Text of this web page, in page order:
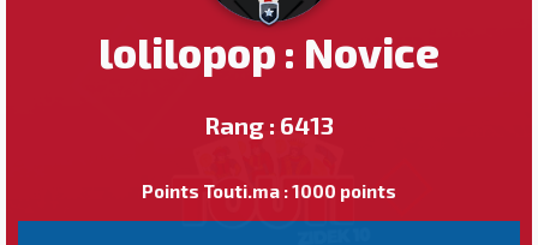
lolilopop : Novice
Rang : 6413
Points Touti.ma : 1000 points